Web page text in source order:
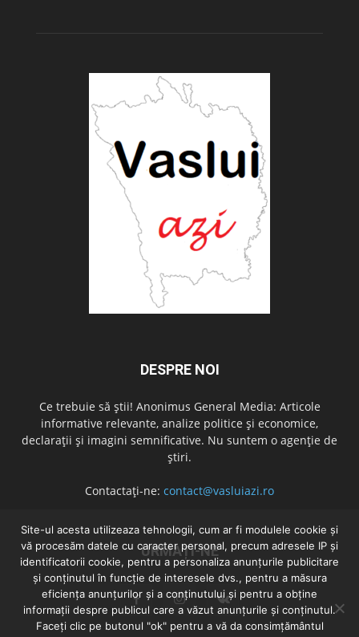
DESPRE NOI
Ce trebuie să știi! Anonimus General Media: Articole
informative relevante, analize politice și economice,
declarații și imagini semnificative. Nu suntem o agenție de
știri.
Contactați-ne: contact@vasluiazi.ro
URMAȚI-NE
Site-ul acesta utilizeaza tehnologii, cum ar fi modulele cookie și
vă procesăm datele cu caracter personal, precum adresele IP și
identificatorii cookie, pentru a personaliza anunțurile publicitare
și conținutul în funcție de interesele dvs., pentru a măsura
eficiența anunțurilor și a conținutului și pentru a obține
informații despre publicul care a văzut anunțurile și conținutul.
Faceți clic pe butonul "ok" pentru a vă da consimțământul